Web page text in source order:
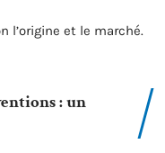
l’origine et le marché.
: un